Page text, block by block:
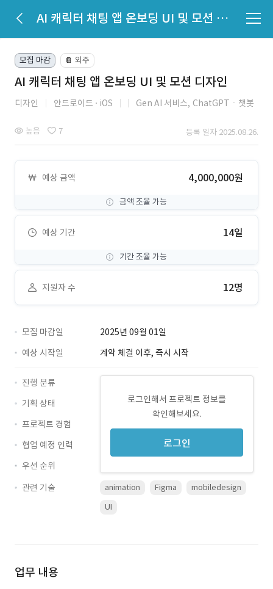
AI 캐릭터 채팅 앱 온보딩 UI 및 모션 디자인
모집 마감 📔 외주
AI 캐릭터 채팅 앱 온보딩 UI 및 모션 디자인
디자인 안드로이드 iOS Gen AI 서비스, ChatGPTㆍ챗봇
높음 7 등록 일자 2025.08.26.
예상 금액 4,000,000원
금액 조율 가능
예상 기간 14일
기간 조율 가능
지원자 수 12명
모집 마감일
2025년 09월 01일
예상 시작일
계약 체결 이후, 즉시 시작
로그인해서 프로젝트 정보를
확인해보세요.
로그인
진행 분류
기획 상태
프로젝트 경험
협업 예정 인력
우선 순위
관련 기술
animation Figma
mobiledesign
UI
업무 내용